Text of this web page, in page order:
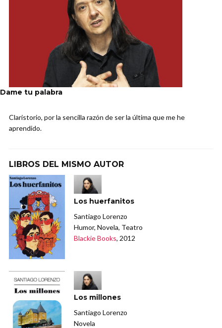
Dame tu palabra
Claristorio, por la sencilla razón de ser la última que me he
aprendido.
LIBROS DEL MISMO AUTOR
Los huerfanitos
Santiago Lorenzo
Humor, Novela, Teatro
Blackie Books, 2012
Los millones
Santiago Lorenzo
Novela